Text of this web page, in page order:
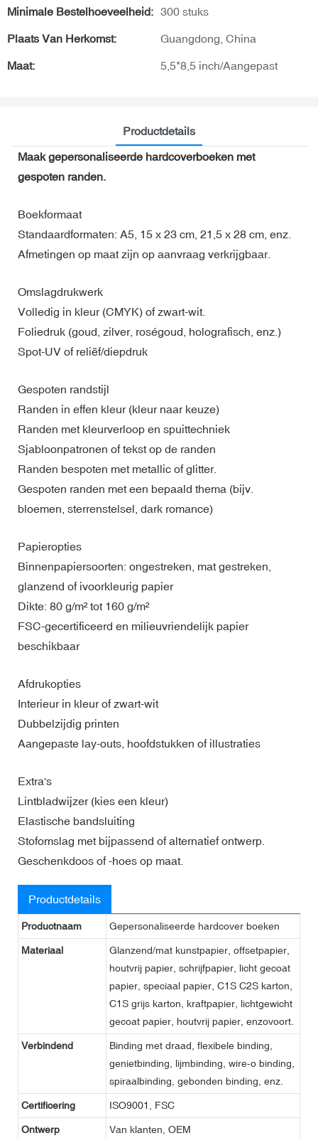
Minimale Bestelhoeveelheid: 300 stuks
Plaats Van Herkomst: Guangdong, China
Maat: 5,5*8,5 inch/Aangepast
Productdetails
Maak gepersonaliseerde hardcoverboeken met
gespoten randen.
Boekformaat
Standaardformaten: A5, 15 x 23 cm, 21,5 x 28 cm, enz.
Afmetingen op maat zijn op aanvraag verkrijgbaar.
Omslagdrukwerk
Volledig in kleur (CMYK) of zwart-wit.
Foliedruk (goud, zilver, roségoud, holografisch, enz.)
Spot-UV of reliëf/diepdruk
Gespoten randstijl
Randen in effen kleur (kleur naar keuze)
Randen met kleurverloop en spuittechniek
Sjabloonpatronen of tekst op de randen
Randen bespoten met metallic of glitter.
Gespoten randen met een bepaald thema (bijv.
bloemen, sterrenstelsel, dark romance)
Papieropties
Binnenpapiersoorten: ongestreken, mat gestreken,
glanzend of ivoorkleurig papier
Dikte: 80 g/m² tot 160 g/m²
FSC-gecertificeerd en milieuvriendelijk papier
beschikbaar
Afdrukopties
Interieur in kleur of zwart-wit
Dubbelzijdig printen
Aangepaste lay-outs, hoofdstukken of illustraties
Extra's
Lintbladwijzer (kies een kleur)
Elastische bandsluiting
Stofomslag met bijpassend of alternatief ontwerp.
Geschenkdoos of -hoes op maat.
Productdetails
Productnaam Gepersonaliseerde hardcover boeken
Materiaal
Glanzend/mat kunstpapier, offsetpapier,
houtvrij papier, schrijfpapier, licht gecoat
papier, speciaal papier, C1S C2S karton,
C1S grijs karton, kraftpapier, lichtgewicht
gecoat papier, houtvrij papier, enzovoort.
Verbindend
Binding met draad, flexibele binding,
genietbinding, lijmbinding, wire-o binding,
spiraalbinding, gebonden binding, enz.
Certificering ISO9001, FSC
Ontwerp Van klanten, OEM